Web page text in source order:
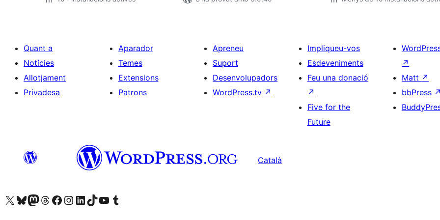
Quant a
Notícies
Allotjament
Privadesa
Aparador
Temes
Extensions
Patrons
Apreneu
Suport
Desenvolupadors
WordPress.tv ↗
Impliqueu-vos
Esdeveniments
Feu una donació
↗
Five for the
Future
↗
Matt ↗
bbPress ↗
Català
Visiteu el nostre compte X (abans Twitter)
Visiteu el nostre compte de Bluesky
Visiteu el nostre compte al Mastodon
Visiteu el nostre compte de Threads
Visiteu la nostra pàgina al Facebook
Visiteu el nostre compte d'Instagram
Visiteu el nostre compte de LinkedIn
Visiteu el nostre compte de TikTok
Visiteu el nostre canal al YouTube
Visiteu el nostre compte de Tumblr